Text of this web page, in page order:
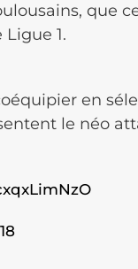
que
1.
en
le néo